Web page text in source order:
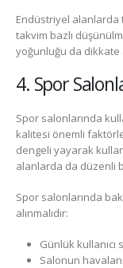
Endüstriyel alanlarda
takvim bazlı
yoğunluğu da dikkate
4. Spor
Spor salonlarında
kalitesi önemli
dengeli yayarak
alanlarda da düzenli
Spor salonlarında
alınmalıdır:
Günlük kullanıcı
Salonun